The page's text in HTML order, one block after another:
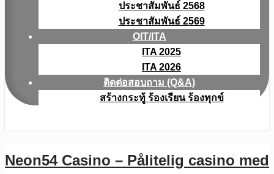
ประชาสัมพันธ์ 2568
ประชาสัมพันธ์ 2569
OIT/ITA
ITA 2025
ITA 2026
ติดต่อสอบถาม (Q&A)
สร้างกระทู้ ร้องเรียน ร้องทุกข์
Neon54 Casino – Pålitelig casino med